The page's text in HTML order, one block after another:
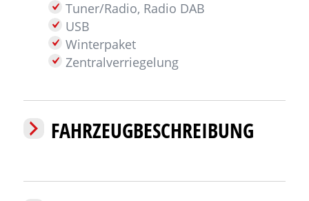
Tuner/Radio, Radio DAB
USB
Winterpaket
Zentralverriegelung
FAHRZEUGBESCHREIBUNG